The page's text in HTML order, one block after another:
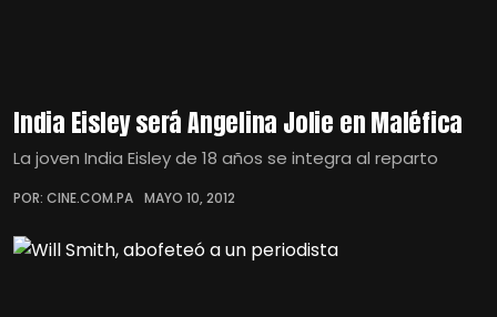
India Eisley será Angelina Jolie en Maléfica
La joven India Eisley de 18 años se integra al reparto
POR: CINE.COM.PA MAYO 10, 2012